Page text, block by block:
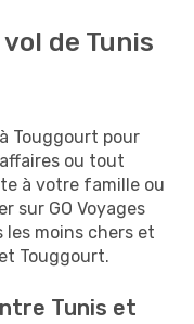
de Tunis
Touggourt pour
ou tout
à votre famille ou
sur GO Voyages
les moins chers et
Touggourt.
Tunis et